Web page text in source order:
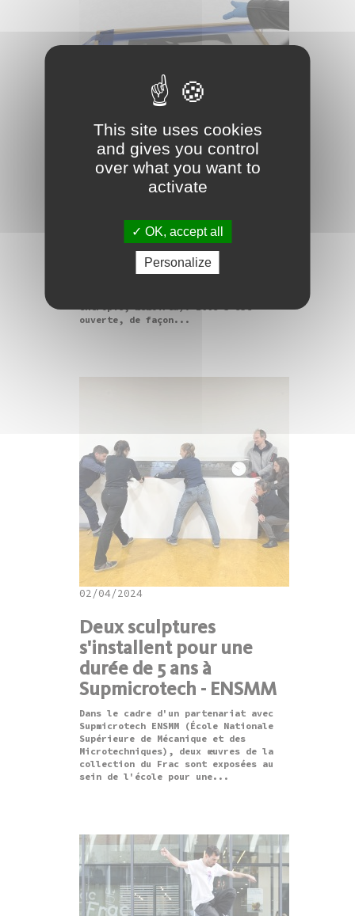
03/04/2024
en 2023
Depuis 2006, la collection du Frac
Franche-Comté s’est structurée autour
ouverte, de façon...
02/04/2024
Deux sculptures
s'installent pour une
durée de 5 ans à
Supmicrotech - ENSMM
Dans le cadre d'un partenariat avec
Supmicrotech ENSMM (École Nationale
Supérieure de Mécanique et des
Microtechniques), deux œuvres de la
collection du Frac sont exposées au
sein de l'école pour une...
This site uses cookies
and gives you control
over what you want to
activate
OK, accept all
Personalize